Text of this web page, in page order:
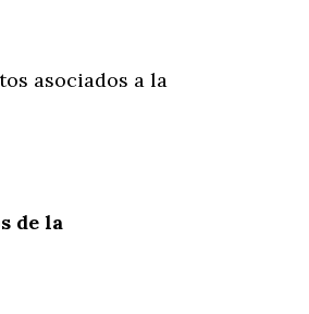
asociados a la
de la